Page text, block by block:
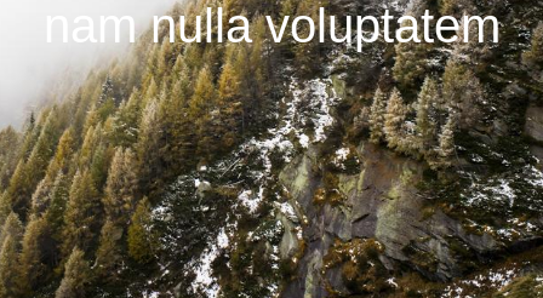
nam nulla voluptatem